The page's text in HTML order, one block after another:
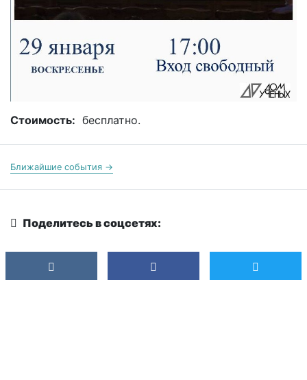
Стоимость: бесплатно.
Ближайшие события →
Поделитесь в соцсетях: